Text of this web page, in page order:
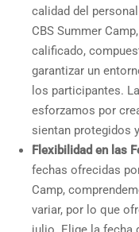
calidad del
CBS Summer
calificado,
garantizar un
los participantes.
esforzamos por
sientan protegidos
Flexibilidad en las
fechas ofrecidas
Camp,
variar, por lo que